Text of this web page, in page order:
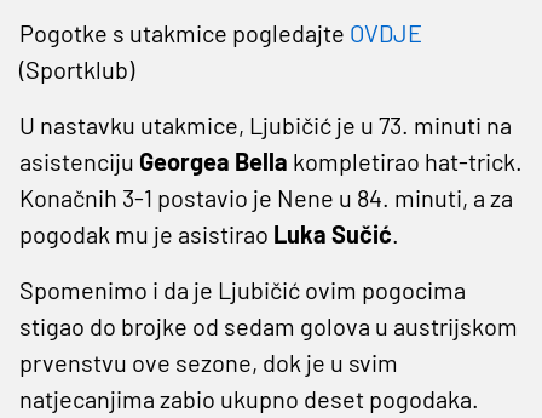
Pogotke s utakmice pogledajte OVDJE
(Sportklub)
U nastavku utakmice, Ljubičić je u 73. minuti na
asistenciju Georgea Bella kompletirao hat-trick.
Konačnih 3-1 postavio je Nene u 84. minuti, a za
pogodak mu je asistirao Luka Sučić.
Spomenimo i da je Ljubičić ovim pogocima
stigao do brojke od sedam golova u austrijskom
prvenstvu ove sezone, dok je u svim
natjecanjima zabio ukupno deset pogodaka.